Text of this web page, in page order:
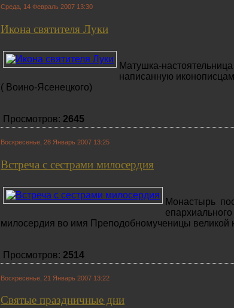
Среда, 14 Февраль 2007 13:30
Икона святителя Луки
Матушка-
написанную
( Воино-Ясенецкого)
Просмотров: 2645
Воскресенье, 28 Январь 2007 13:25
Встреча с сестрами милосердия
Монастырь
милосердия во имя Преподобномученицы великой
Просмотров: 2514
Воскресенье, 21 Январь 2007 13:22
Святые праздничные дни